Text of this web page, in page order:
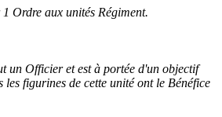
Ordre aux unités Régiment.
un Officier et est à portée d'un objectif
les figurines de cette unité ont le Bénéfice